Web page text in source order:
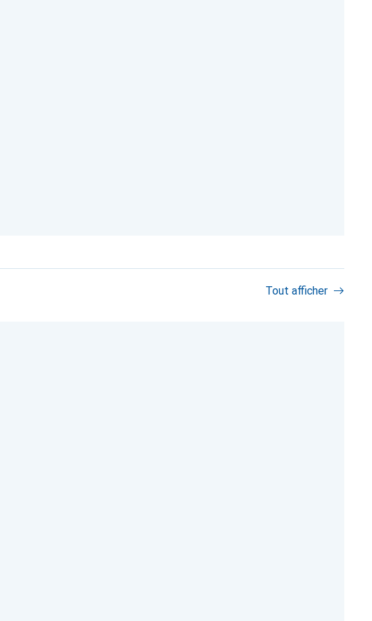
Tout afficher